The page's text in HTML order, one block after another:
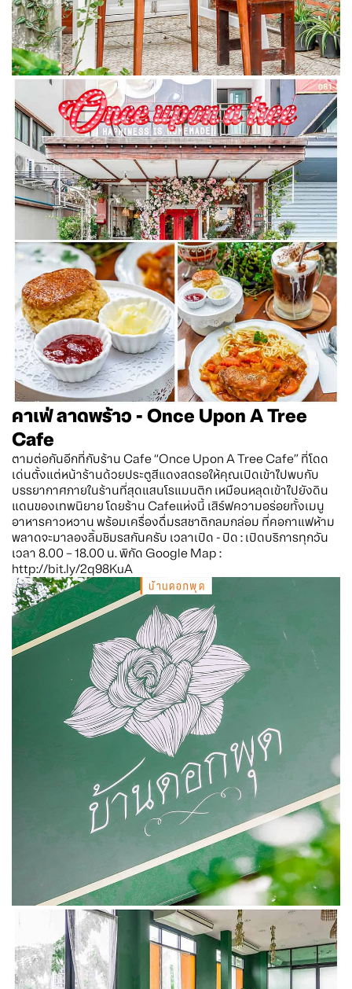
คาเฟ่ ลาดพร้าว - Once Upon A Tree
Cafe
ตามต่อกันอีกที่กับร้าน Cafe “Once Upon A Tree Cafe” ที่โดด
เด่นตั้งแต่หน้าร้านด้วยประตูสีแดงสดรอให้คุณเปิดเข้าไปพบกับ
บรรยากาศภายในร้านที่สุดแสนโรแมนติก เหมือนหลุดเข้าไปยังดิน
แดนของเทพนิยาย โดยร้าน Cafeแห่งนี้ เสิร์ฟความอร่อยทั้งเมนู
อาหารคาวหวาน พร้อมเครื่องดื่มรสชาติกลมกล่อม ที่คอกาแฟห้าม
พลาดจะมาลองลิ้มชิมรสกันครับ เวลาเปิด - ปิด : เปิดบริการทุกวัน
เวลา 8.00 – 18.00 น. พิกัด Google Map :
http://bit.ly/2q98KuA